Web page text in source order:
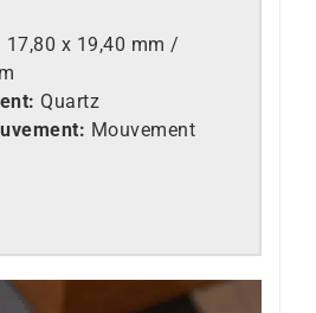
17,80 x 19,40 mm /
Quartz
Mouvement